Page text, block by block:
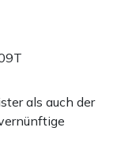
als auch der